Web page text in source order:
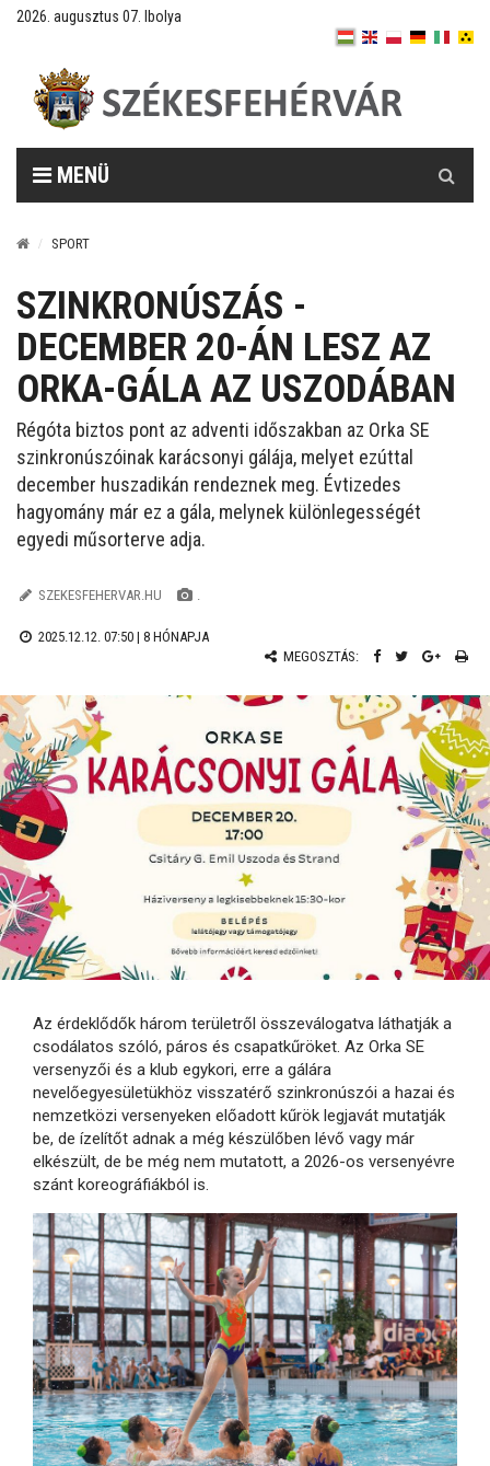
2026. augusztus 07. Ibolya
MENÜ
SPORT
SZINKRONÚSZÁS -
DECEMBER 20-ÁN LESZ AZ
ORKA-GÁLA AZ USZODÁBAN
Régóta biztos pont az adventi időszakban az Orka SE
szinkronúszóinak karácsonyi gálája, melyet ezúttal
december huszadikán rendeznek meg. Évtizedes
hagyomány már ez a gála, melynek különlegességét
egyedi műsorterve adja.
SZEKESFEHERVAR.HU .
2025.12.12. 07:50 | 8 HÓNAPJA
MEGOSZTÁS:
Az érdeklődők három területről összeválogatva láthatják a
csodálatos szóló, páros és csapatkűröket. Az Orka SE
versenyzői és a klub egykori, erre a gálára
nevelőegyesületükhöz visszatérő szinkronúszói a hazai és
nemzetközi versenyeken előadott kűrök legjavát mutatják
be, de ízelítőt adnak a még készülőben lévő vagy már
elkészült, de be még nem mutatott, a 2026-os versenyévre
szánt koreográfiákból is.